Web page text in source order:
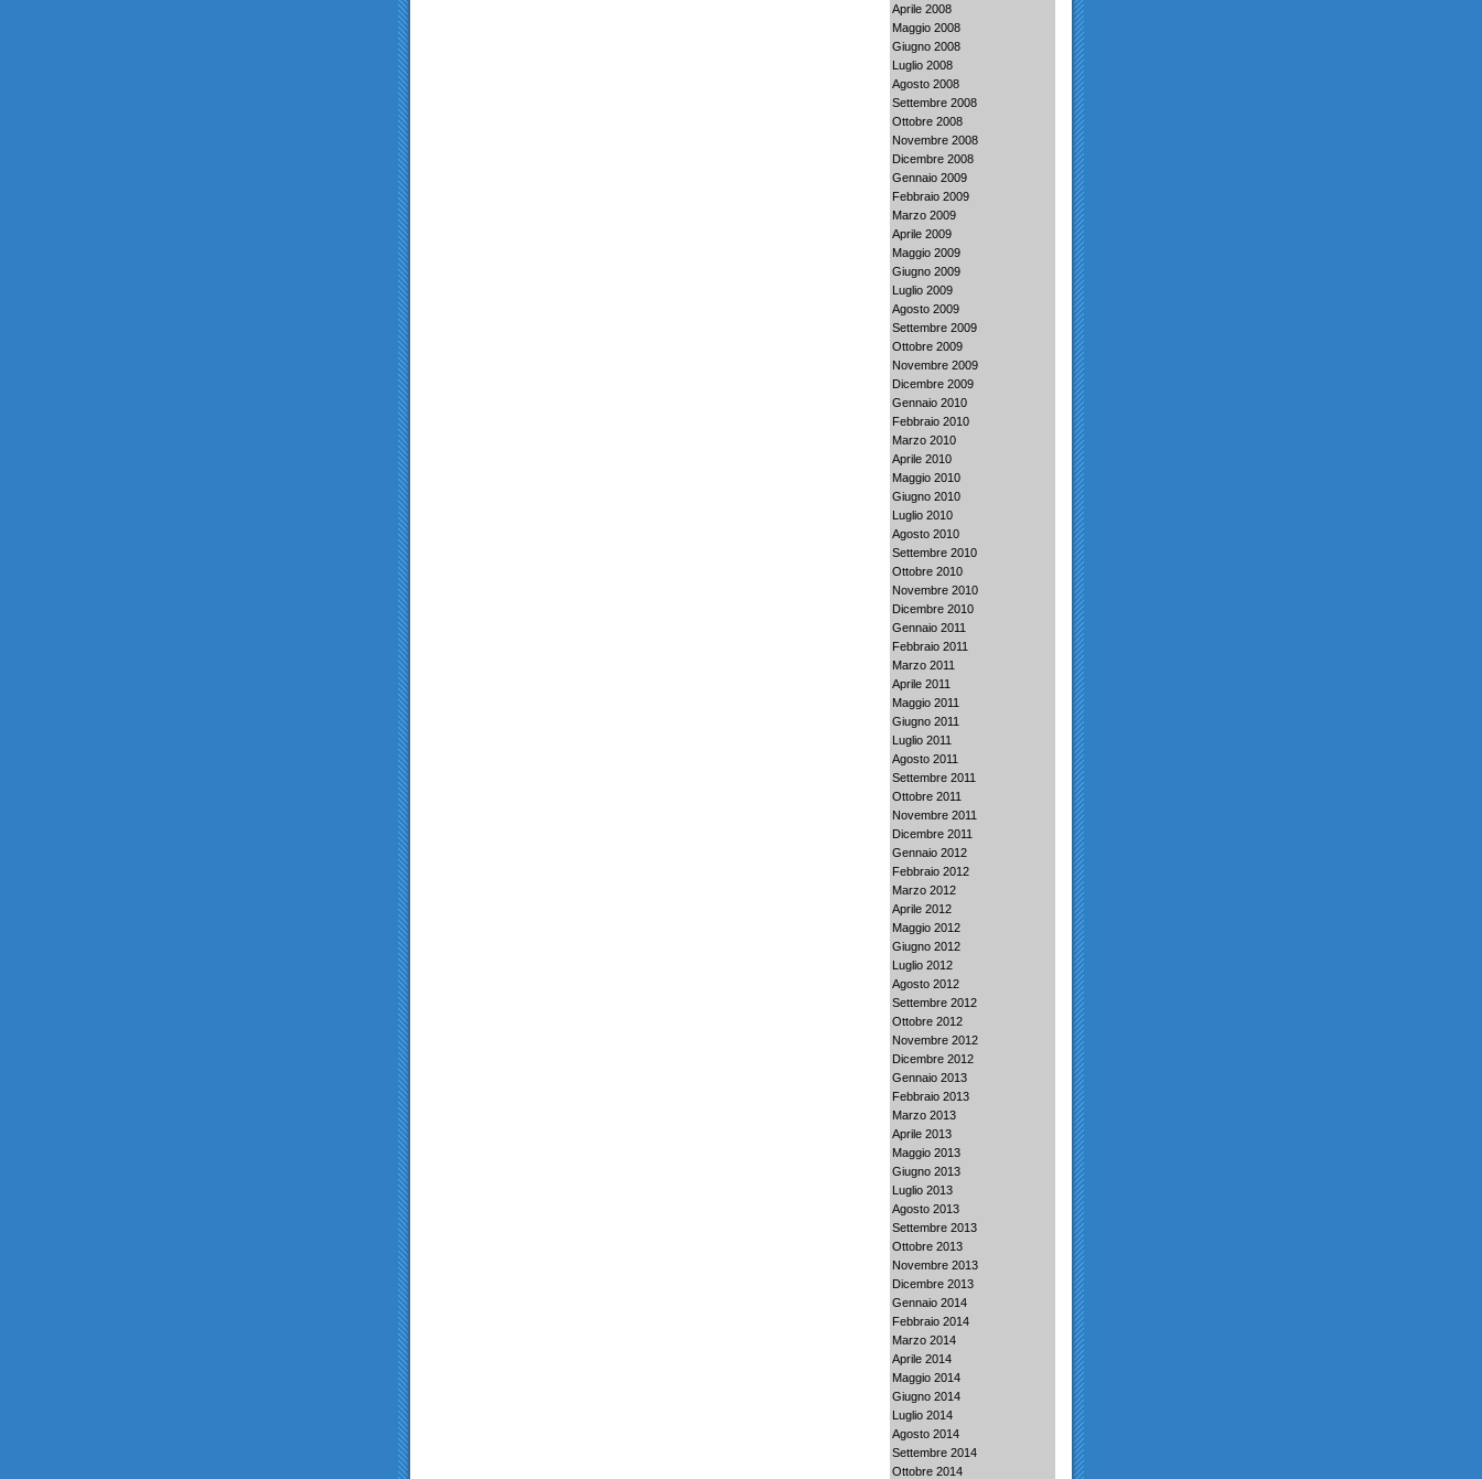
Aprile 2008
Maggio 2008
Giugno 2008
Luglio 2008
Agosto 2008
Settembre 2008
Ottobre 2008
Novembre 2008
Dicembre 2008
Gennaio 2009
Febbraio 2009
Marzo 2009
Aprile 2009
Maggio 2009
Giugno 2009
Luglio 2009
Agosto 2009
Settembre 2009
Ottobre 2009
Novembre 2009
Dicembre 2009
Gennaio 2010
Febbraio 2010
Marzo 2010
Aprile 2010
Maggio 2010
Giugno 2010
Luglio 2010
Agosto 2010
Settembre 2010
Ottobre 2010
Novembre 2010
Dicembre 2010
Gennaio 2011
Febbraio 2011
Marzo 2011
Aprile 2011
Maggio 2011
Giugno 2011
Luglio 2011
Agosto 2011
Settembre 2011
Ottobre 2011
Novembre 2011
Dicembre 2011
Gennaio 2012
Febbraio 2012
Marzo 2012
Aprile 2012
Maggio 2012
Giugno 2012
Luglio 2012
Agosto 2012
Settembre 2012
Ottobre 2012
Novembre 2012
Dicembre 2012
Gennaio 2013
Febbraio 2013
Marzo 2013
Aprile 2013
Maggio 2013
Giugno 2013
Luglio 2013
Agosto 2013
Settembre 2013
Ottobre 2013
Novembre 2013
Dicembre 2013
Gennaio 2014
Febbraio 2014
Marzo 2014
Aprile 2014
Maggio 2014
Giugno 2014
Luglio 2014
Agosto 2014
Settembre 2014
Ottobre 2014